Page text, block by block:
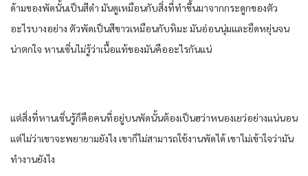
ด้ามของพัดนั้นเป็นสีดํา มันดูเหมือนกับสิ่งที่ทําขึ้นมาจากกระดูกของตัว
อะไรบางอย่าง ตัวพัดเป็นสีขาวเหมือนกับหิมะ มันอ่อนนุ่มและยืดหยุ่นจน
น่าตกใจ หานเซิ่นไม่รู้ว่าเนื้อแท้ของมันคืออะไรกันแน่
แต่สิ่งที่หานเซิ่นรู้ก็คือคนที่อยู่บนพัดนั้นต้องเป็นฮว่าหนองเยว่อย่างแน่นอน
แต่ไม่ว่าเขาจะพยายามยังไง เขาก็ไม่สามารถใช้งานพัดได้ เขาไม่เข้าใจว่ามัน
ทํางานยังไง